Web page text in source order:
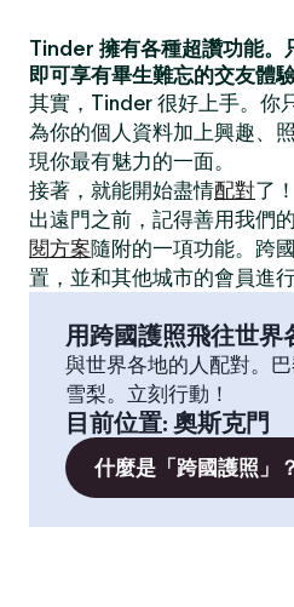
Tinder 擁有各種超讚功能。
即可享有畢生難忘的交友體驗
其實，Tinder 很好上手。你
為你的個人資料加上興趣、
現你最有魅力的一面。
接著，就能開始盡情配對了！
出遠門之前，記得善用我們的
閱方案隨附的一項功能。跨
置，並和其他城市的會員進行
用跨國護照飛往世界
與世界各地的人配對。
雪梨。立刻行動！
目前位置: 奧斯克門
什麼是「跨國護照」？